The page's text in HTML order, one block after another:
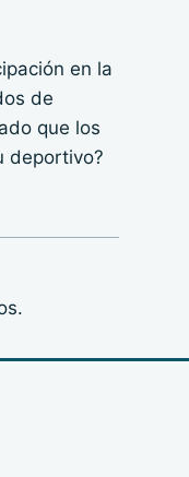
en la
de
que los
deportivo?